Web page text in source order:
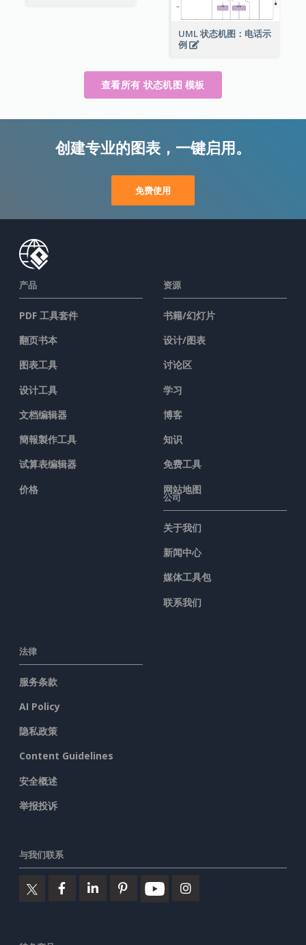
UML 状态机图：电话示
例
查看所有 状态机图 模板
创建专业的图表，一键启用。
免费使用
产品
PDF 工具套件
翻页书本
图表工具
设计工具
文档编辑器
簡報製作工具
试算表编辑器
价格
资源
书籍/幻灯片
设计/图表
讨论区
学习
博客
知识
免费工具
网站地图
公司
关于我们
新闻中心
媒体工具包
联系我们
法律
服务条款
AI Policy
隐私政策
Content Guidelines
安全概述
举报投诉
与我们联系